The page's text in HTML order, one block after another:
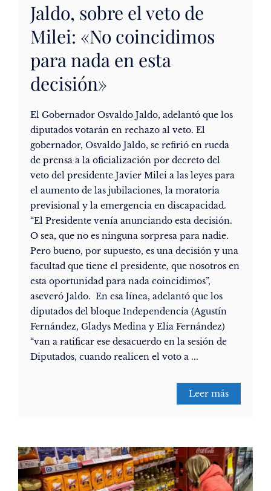
Jaldo, sobre el veto de
Milei: «No coincidimos
para nada en esta
decisión»
El Gobernador Osvaldo Jaldo, adelantó que los
diputados votarán en rechazo al veto. El
gobernador, Osvaldo Jaldo, se refirió en rueda
de prensa a la oficialización por decreto del
veto del presidente Javier Milei a las leyes para
el aumento de las jubilaciones, la moratoria
previsional y la emergencia en discapacidad.
“El Presidente venía anunciando esta decisión.
O sea, que no es ninguna sorpresa para nadie.
Pero bueno, por supuesto, es una decisión y una
facultad que tiene el presidente, que nosotros en
esta oportunidad para nada coincidimos”,
aseveró Jaldo. En esa línea, adelantó que los
diputados del bloque Independencia (Agustín
Fernández, Gladys Medina y Elia Fernández)
“van a ratificar ese desacuerdo en la sesión de
Diputados, cuando realicen el voto a ...
Leer más